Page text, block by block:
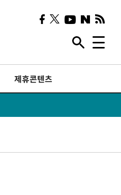
제휴콘텐츠